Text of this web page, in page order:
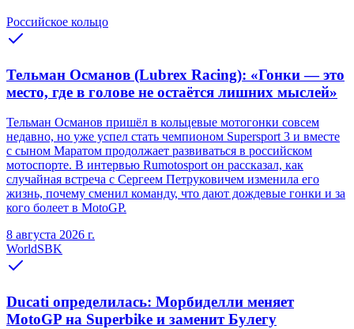
Российское кольцо
Тельман Османов (Lubrex Racing): «Гонки — это
место, где в голове не остаётся лишних мыслей»
Тельман Османов пришёл в кольцевые мотогонки совсем
недавно, но уже успел стать чемпионом Supersport 3 и вместе
с сыном Маратом продолжает развиваться в российском
мотоспорте. В интервью Rumotosport он рассказал, как
случайная встреча с Сергеем Петруковичем изменила его
жизнь, почему сменил команду, что дают дождевые гонки и за
кого болеет в MotoGP.
8 августа 2026 г.
WorldSBK
Ducati определилась: Морбиделли меняет
MotoGP на Superbike и заменит Булегу